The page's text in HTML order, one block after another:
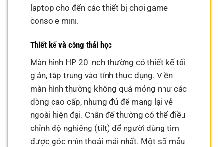
laptop cho đến các thiết bị chơi game
console mini.
Thiết kế và công thái học
Màn hình HP 20 inch thường có thiết kế tối
giản, tập trung vào tính thực dụng. Viền
màn hình thường không quá mỏng như các
dòng cao cấp, nhưng đủ để mang lại vẻ
ngoài hiện đại. Chân đế thường có thể điều
chỉnh độ nghiêng (tilt) để người dùng tìm
được góc nhìn thoải mái nhất. Một số mẫu